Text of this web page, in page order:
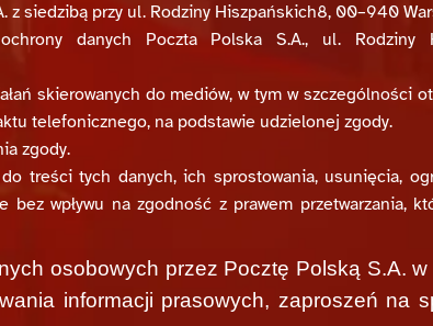
siedzibą przy ul. Rodziny Hiszpańskich8, 00–940
danych Poczta Polska S.A., ul. Rodziny
skierowanych do mediów, w tym w szczególności
telefonicznego, na podstawie udzielonej zgody.
zgody.
treści tych danych, ich sprostowania, usunięcia,
wpływu na zgodność z prawem przetwarzania,
mailową na adresrzecznik@poczta-polska.pl.
numer telefonu, kraj.
do otrzymywania informacji, o których mowa w pkt 3.
osobowych przez Pocztę Polską S.A.
informacji prasowych, zaproszeń na